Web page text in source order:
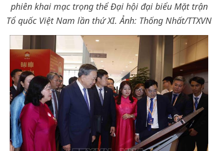
phiên khai mạc trọng thể Đại hội đại biểu Mặt trận
Tổ quốc Việt Nam lần thứ XI. Ảnh: Thống Nhất/TTXVN